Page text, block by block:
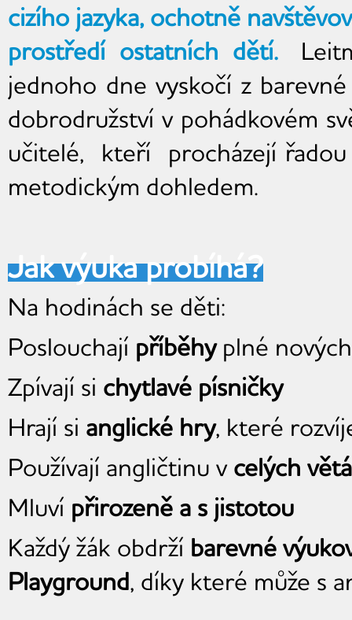
cizího jazyka, ochotně
prostředí ostatních dětí.
jednoho dne vyskočí z
dobrodružství v pohádkovém
učitelé, kteří procházejí
metodickým dohledem.
Jak výuka probíhá?
Na hodinách se děti:
Poslouchají příběhyplné
Zpívají si chytlavé písničky
Hrají si anglické hry, které
Používají angličtinu v celých
Mluví přirozeně a s jistotou
Každý žák obdrží barevné
Playground, díky které může s